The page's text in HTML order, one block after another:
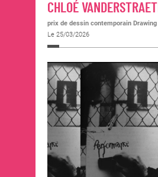
CHLOÉ
prix de dessin contemporain Drawing
Le 25/03/2026